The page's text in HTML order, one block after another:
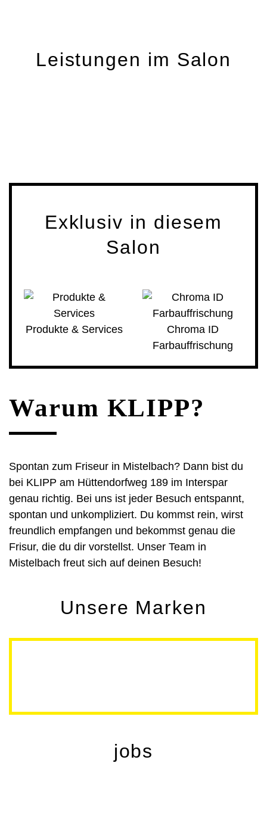
Leistungen im Salon
Exklusiv in diesem
Salon
Produkte & Services
Chroma ID
Farbauffrischung
Warum KLIPP?
Spontan zum Friseur in Mistelbach? Dann bist du
bei KLIPP am Hüttendorfweg 189 im Interspar
genau richtig. Bei uns ist jeder Besuch entspannt,
spontan und unkompliziert. Du kommst rein, wirst
freundlich empfangen und bekommst genau die
Frisur, die du dir vorstellst. Unser Team in
Mistelbach freut sich auf deinen Besuch!
Unsere Marken
jobs